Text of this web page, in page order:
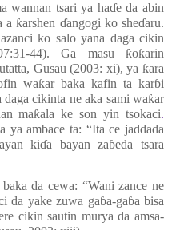
wannan tsari ya haɗe da abin
a ƙarshen ɗangogi ko sheɗaru.
ko salo yana daga cikin
44). Ga masu ƙoƙarin
Gusau (2003: xi), ya ƙara
waƙar baka kafin ta karɓi
daga cikinta ne aka sami waƙar
maƙala ke son yin tsokaci.
ya ambace ta: “Ita ce jaddada
kiɗa bayan zaɓeda tsara
da cewa: “Wani zance ne
da yake zuwa gaɓa-gaɓa bisa
cikin sautin murya da amsa-